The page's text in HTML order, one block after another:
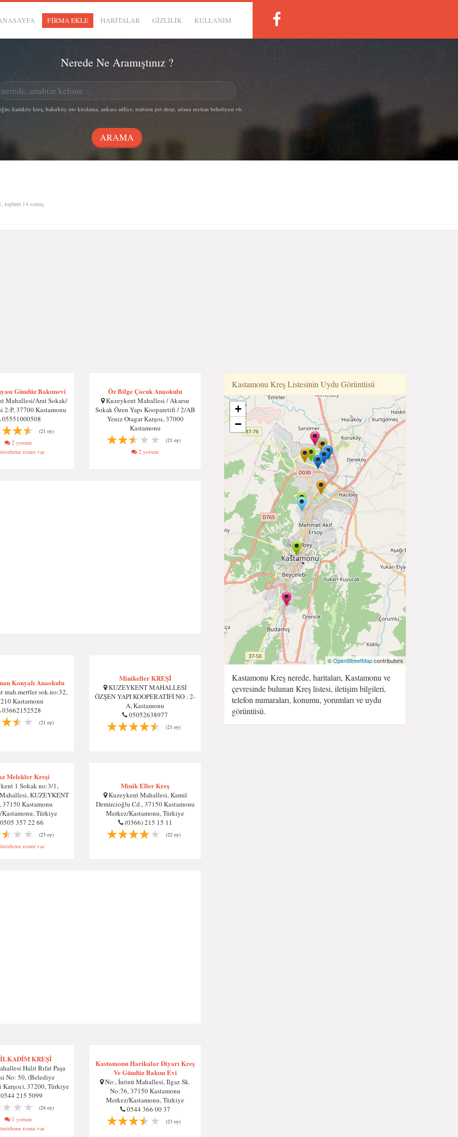
FİRMA EKLE HARİTALAR GIZLILIK KULLANIM
Nerede Ne Aramıştınız ?
kadıköy kreş, bakırköy oto kiralama, ankara adliye, trabzon pet shop, adana seyhan belediyesi vb.
toplam 14 sonuç
Gündüz Bakımevi
Mahallesi/Arat Sokak/
2:P, 37700 Kastamonu
05551000508
(21 oy)
2 yorum
resmi var
Öz Bilge Çocuk Anaokulu
Kuzeykent Mahallesi / Akarsu
Sokak Özen Yapı Kooparetifi / 2/AB
Yeniz Otagar Karşısı, 37000
Kastamonu
(21 oy)
2 yorum
Konyalı Anaokulu
mah.mertler sok.no:32,
Kastamonu
03662152528
(21 oy)
Minikeller KREŞİ
KUZEYKENT MAHALLESİ
ÖZŞEN YAPI KOOPERATİFİ NO : 2-
A, Kastamonu
05052638977
(21 oy)
Melekler Kreşi
1 Sokak no:3/1,
KUZEYKENT
Kastamonu
Türkiye
0505 357 22 66
(23 oy)
resmi var
Minik Eller Kreş
Kuzeykent Mahallesi, Kamil
Demircioğlu Cd., 37150 Kastamonu
Merkez/Kastamonu, Türkiye
(0366) 215 15 11
(22 oy)
KREŞİ
Halit Rıfat Paşa
No: 50, (Belediye
Karşısı), 37200, Türkiye
0544 215 5099
(24 oy)
1 yorum
resmi var
Kastamonu Harikalar Diyarı Kreş
Ve Gündüz Bakım Evi
No:, İnönü Mahallesi, Ilgaz Sk.
No:76, 37150 Kastamonu
Merkez/Kastamonu, Türkiye
0544 366 00 37
(23 oy)
Kastamonu Kreş Listesinin Uydu Görüntüsü
+
−
©OpenStreetMapcontributors
Kastamonu Kreş nerede, haritaları, Kastamonu ve
çevresinde bulunan Kreş listesi, iletişim bilgileri,
telefon numaraları, konumu, yorumları ve uydu
görüntüsü.